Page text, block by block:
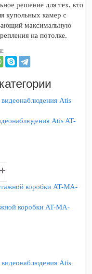
решение для тех, кто
купольных камер с
максимальную
на потолке.
Atis AT-
коробки AT-MA-